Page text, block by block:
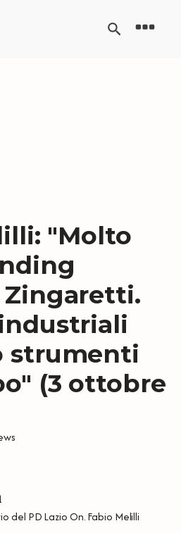
"Molto
strumenti
(3 ottobre
del PD Lazio On. Fabio Melilli